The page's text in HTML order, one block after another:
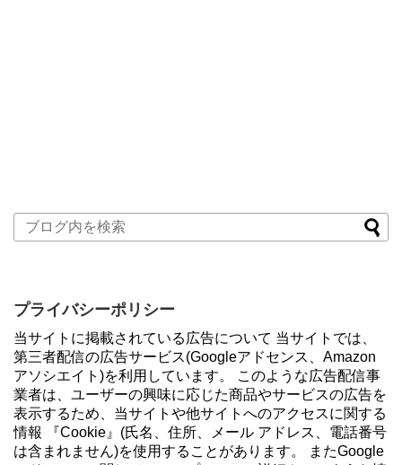
プライバシーポリシー
当サイトに掲載されている広告について 当サイトでは、
第三者配信の広告サービス(Googleアドセンス、Amazon
アソシエイト)を利用しています。 このような広告配信事
業者は、ユーザーの興味に応じた商品やサービスの広告を
表示するため、当サイトや他サイトへのアクセスに関する
情報 『Cookie』(氏名、住所、メール アドレス、電話番号
は含まれません)を使用することがあります。 またGoogle